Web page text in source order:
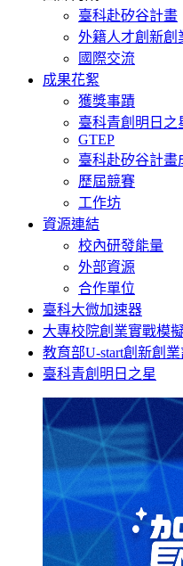
臺科赴矽谷計畫
外籍人才創新創
國際交流
成果花絮
獲獎事蹟
臺科青創明日之
GTEP
臺科赴矽谷計畫
歷屆競賽
工作坊
資源連結
校內研發能量
外部資源
合作單位
臺科大微加速器
大專校院創業實戰模
教育部U-start創新創
臺科青創明日之星